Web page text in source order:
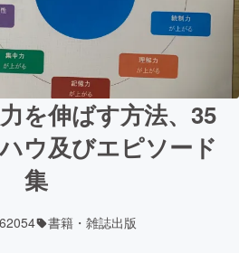
を伸ばす方法、35
ウ及びエピソード
集
書籍・雑誌出版